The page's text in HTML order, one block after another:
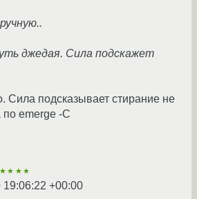
джедая. Сила подскажет
Сила подсказывает стирание не
по emerge -C
19:06:22 +00:00